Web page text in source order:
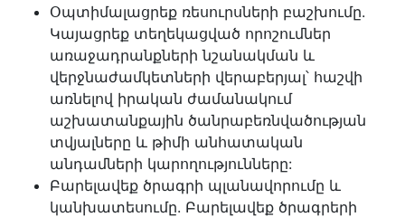
Օպտիմալացրեք ռեսուրսների բաշխումը.
Կայացրեք տեղեկացված որոշումներ
առաջադրանքների նշանակման և
վերջնաժամկետների վերաբերյալ՝ հաշվի
առնելով իրական ժամանակում
աշխատանքային ծանրաբեռնվածության
տվյալները և թիմի անհատական
անդամների կարողությունները:
Բարելավեք ծրագրի պլանավորումը և
կանխատեսումը. Բարելավեք ծրագրերի